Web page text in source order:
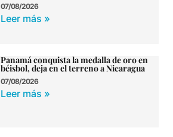
07/08/2026
Leer más »
Panamá conquista la medalla de oro en
béisbol, deja en el terreno a Nicaragua
07/08/2026
Leer más »